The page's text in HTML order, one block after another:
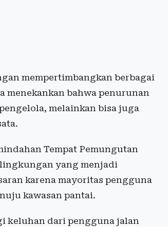
mempertimbangkan berbagai
bahwa penurunan
melainkan bisa juga
Tempat Pemungutan
yang menjadi
karena mayoritas pengguna
kawasan pantai.
keluhan dari pengguna jalan